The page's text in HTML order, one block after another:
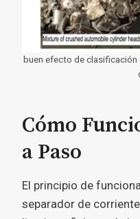
buen efecto de
Cómo
a Paso
El principio de
separador de